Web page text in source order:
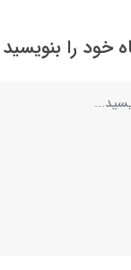
خود را بنویسید